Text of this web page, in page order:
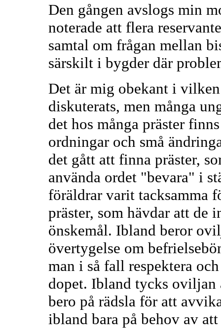
Den gången avslogs min
noterade att flera
samtal om frågan mellan
särskilt i bygder där
Det är mig obekant i
diskuterats, men många
det hos många präster
ordningar och små
det gått att finna präster,
använda ordet "bevara" i
föräldrar varit tacksamma
präster, som hävdar att de
önskemål. Ibland beror
övertygelse om
man i så fall respektera
dopet. Ibland tycks oviljan
bero på rädsla för att
ibland bara på behov av